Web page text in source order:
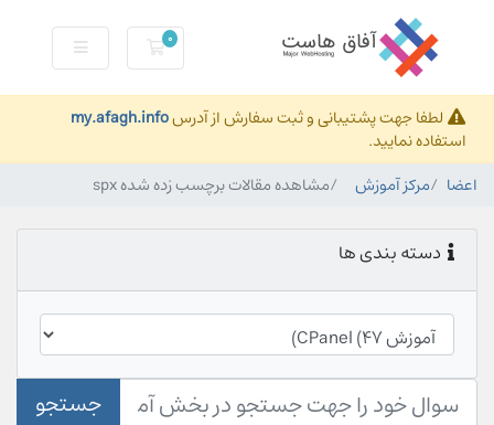
0 کارت خرید
لطفا جهت پشتیبانی و ثبت سفارش از آدرسmy.afagh.info
استفاده نمایید.
اعضا
مرکز آموزش مشاهده مقالات برچسب زده شده spx
دسته بندی ها
جستجو